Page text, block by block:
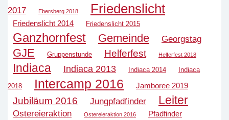
2017
Ebersberg 2018 Friedenslicht
Friedenslicht 2014 Friedenslicht 2015
Ganzhornfest Gemeinde Georgstag
GJE Gruppenstunde Helferfest Helferfest 2018
Indiaca Indiaca 2013 Indiaca 2014 Indiaca
2018 Intercamp 2016 Jamboree 2019
Jubiläum 2016 Jungpfadfinder Leiter
Ostereieraktion Ostereieraktion 2016 Pfadfinder